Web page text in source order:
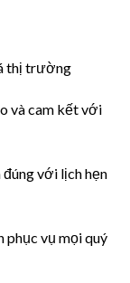
thị trường
và cam kết với
đúng với lịch hẹn
phục vụ mọi quý